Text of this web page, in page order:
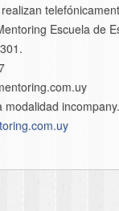
Escuela de
incompany.